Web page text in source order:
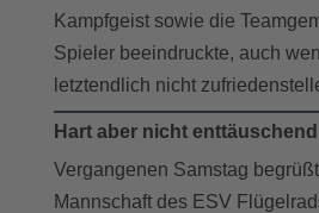
Kampfgeist sowie die
Spieler beeindruckte, auch
letztendlich nicht
Hart aber nicht enttäuschend
Vergangenen Samstag
Mannschaft des ESV